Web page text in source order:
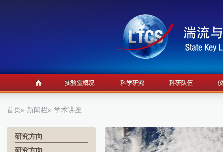
首页» 新闻栏» 学术讲座
研究方向
研究方向